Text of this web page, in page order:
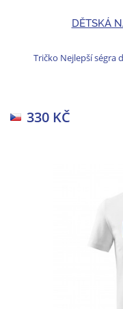
DĚTSKÁ
Tričko Nejlepší ségra
330 KČ